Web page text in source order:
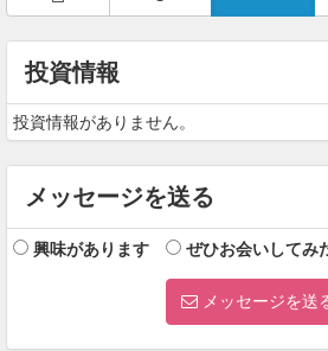
投資情報
投資情報がありません。
メッセージを送る
興味があります ぜひお会いしてみ
メッセージを送